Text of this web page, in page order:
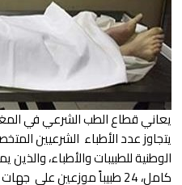
المغرب من خصاص هيكلي حاد،
المتخصصين المقيدين بجدول الهيئة
والذين يمارسون مهام الطب
كامل، 24 طبيباً موزعين على جهات المملكة. 100